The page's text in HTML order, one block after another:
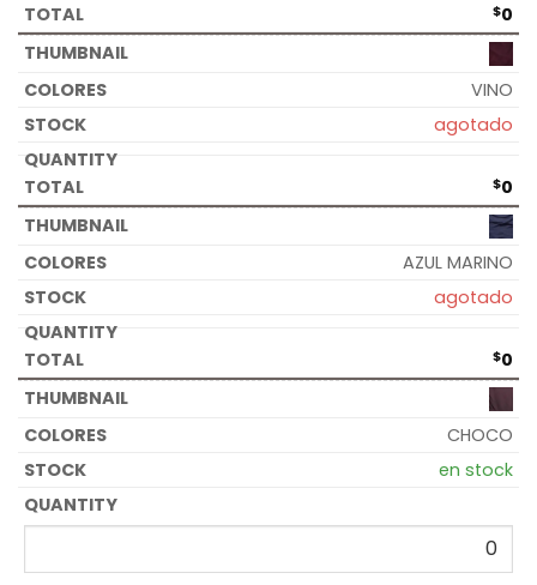
$0
VINO
agotado
$0
AZUL MARINO
agotado
$0
CHOCO
en stock